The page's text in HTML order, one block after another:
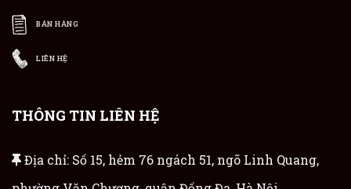
BÁN HÀNG
LIÊN HỆ
THÔNG TIN LIÊN HỆ
Địa chỉ: Số 15, hẻm 76 ngách 51, ngõ Linh Quang,